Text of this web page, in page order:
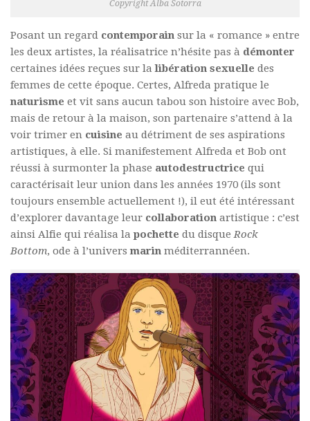
Copyright Alba Sotorra
Posant un regard contemporain sur la « romance » entre
les deux artistes, la réalisatrice n’hésite pas à démonter
certaines idées reçues sur lalibération sexuelle des
femmes de cette époque. Certes, Alfreda pratique le
naturisme et vit sans aucun tabou son histoire avec Bob,
mais de retour à la maison, son partenaire s’attend à la
voir trimer en cuisine au détriment de ses aspirations
artistiques, à elle. Si manifestement Alfreda et Bob ont
réussi à surmonter la phase autodestructrice qui
caractérisait leur union dans les années 1970 (ils sont
toujours ensemble actuellement !), il eut été intéressant
d’explorer davantage leur collaboration artistique : c’est
ainsi Alfie qui réalisa la pochette du disqueRock
Bottom, ode à l’universmarin méditerrannéen.